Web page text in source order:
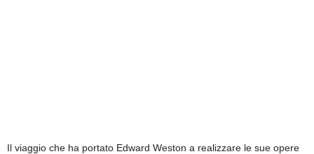
Il viaggio che ha portato Edward Weston a realizzare le sue opere